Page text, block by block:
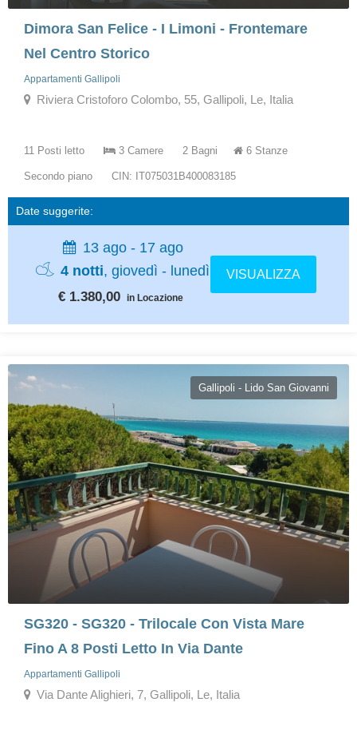
Dimora San Felice - I Limoni - Frontemare
Nel Centro Storico
Appartamenti Gallipoli
Riviera Cristoforo Colombo, 55, Gallipoli, Le, Italia
11 Posti letto 3 Camere 2 Bagni 6 Stanze
Secondo piano CIN: IT075031B400083185
Date suggerite:
13 ago - 17 ago
4 notti, giovedì - lunedì
€ 1.380,00 in Locazione
VISUALIZZA
Gallipoli - Lido San Giovanni
SG320 - SG320 - Trilocale Con Vista Mare
Fino A 8 Posti Letto In Via Dante
Appartamenti Gallipoli
Via Dante Alighieri, 7, Gallipoli, Le, Italia